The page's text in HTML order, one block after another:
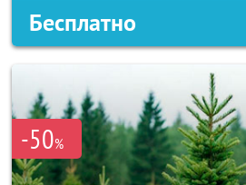
Бесплатно
-50%